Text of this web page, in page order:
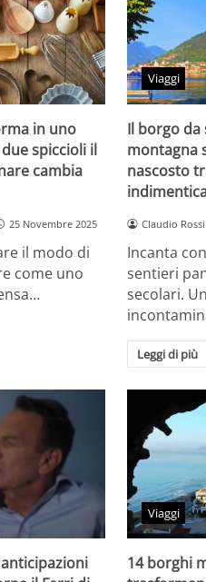
in uno
spiccioli il
cambia
25 Novembre 2025
il modo di
come uno
Viaggi
Il borgo da
montagna
nascosto
Claudio Rossi
Incanta
sentieri
secolari.
Leggi di più
Viaggi
14 borghi